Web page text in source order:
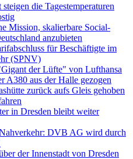
die Tagestemperaturen
Mission, skalierbare Social-
anzubieten
für Beschäftigte im
(SPNV)
der Lüfte" von Lufthansa
A380 aus der Halle gezogen
zurück aufs Gleis gehoben
in Dresden bleibt weiter
DVB AG wird durch
der Innenstadt von Dresden